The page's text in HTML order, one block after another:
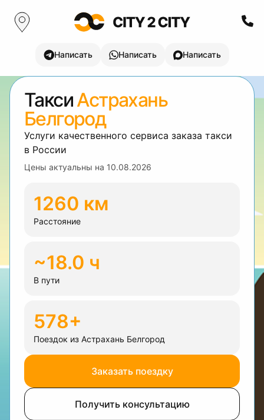
Написать Написать Написать
ТаксиАстрахань
Белгород
Услуги качественного сервиса заказа такси
в России
Цены актуальны на 10.08.2026
1260 км
Расстояние
~18.0 ч
В пути
578+
Поездок из Астрахань Белгород
Заказать поездку
Получить консультацию